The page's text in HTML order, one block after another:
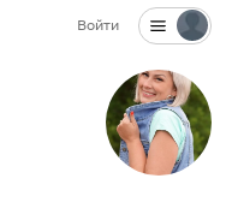
Войти